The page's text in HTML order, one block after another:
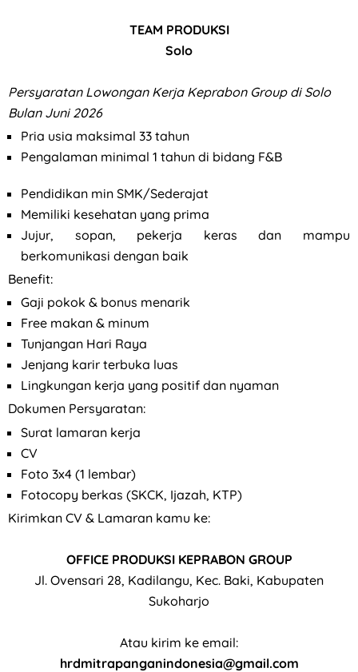
TEAM PRODUKSI
Solo
Persyaratan Lowongan Kerja Keprabon Group di Solo
Bulan Juni 2026
Pria usia maksimal 33 tahun
Pengalaman minimal 1 tahun di bidang F&B
Pendidikan min SMK/Sederajat
Memiliki kesehatan yang prima
Jujur, sopan, pekerja keras dan mampu
berkomunikasi dengan baik
Benefit:
Gaji pokok & bonus menarik
Free makan & minum
Tunjangan Hari Raya
Jenjang karir terbuka luas
Lingkungan kerja yang positif dan nyaman
Dokumen Persyaratan:
Surat lamaran kerja
CV
Foto 3x4 (1 lembar)
Fotocopy berkas (SKCK, Ijazah, KTP)
Kirimkan CV & Lamaran kamu ke:
OFFICE PRODUKSI KEPRABON GROUP
Jl. Ovensari 28, Kadilangu, Kec. Baki, Kabupaten
Sukoharjo
Atau kirim ke email:
hrdmitrapanganindonesia@gmail.com